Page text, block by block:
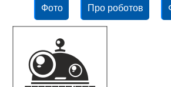
Фото Про роботов